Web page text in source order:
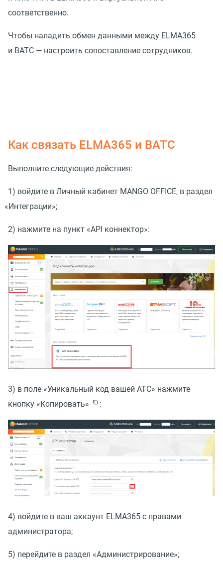
соответственно.
Чтобы наладить обмен данными между ELMA365
и ВАТС — настроить сопоставление сотрудников.
Как связать ELMA365 и ВАТС
Выполните следующие действия:
1) войдите в Личный кабинет MANGO OFFICE, в раздел
«Интеграции»;
2) нажмите на пункт «API коннектор»:
3) в поле «Уникальный код вашей АТС» нажмите
кнопку «Копировать» :
4) войдите в ваш аккаунт ELMA365 с правами
администратора;
5) перейдите в раздел «Администрирование»;